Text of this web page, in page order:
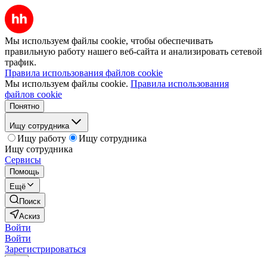
Мы используем файлы cookie, чтобы обеспечивать
правильную работу нашего веб-сайта и анализировать сетевой
трафик.
Правила использования файлов cookie
Мы используем файлы cookie. Правила использования
файлов cookie
Понятно
Ищу сотрудника
Ищу работу
Ищу сотрудника
Ищу сотрудника
Сервисы
Помощь
Ещё
Поиск
Аскиз
Войти
Войти
Зарегистрироваться